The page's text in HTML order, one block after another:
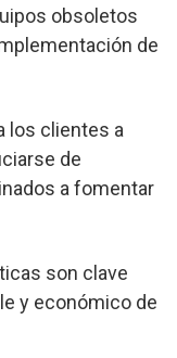
obsoletos
de
los clientes a
de
a fomentar
son clave
y económico de